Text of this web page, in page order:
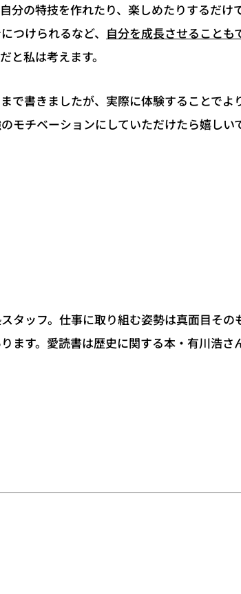
分の特技を作れたり、楽しめたりするだ
つけられるなど、自分を成長させることも
と私は考えます。
で書きましたが、実際に体験することで
モチベーションにしていただけたら嬉しい
タッフ。仕事に取り組む姿勢は真面目そ
ます。愛読書は歴史に関する本・有川浩